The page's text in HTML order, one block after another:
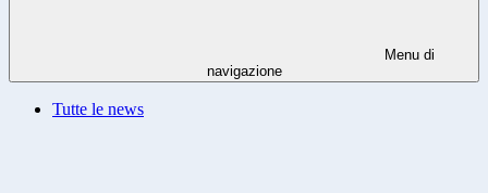
Menu di
navigazione
Tutte le news